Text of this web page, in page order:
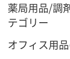
薬局用品/調
テゴリー
オフィス用